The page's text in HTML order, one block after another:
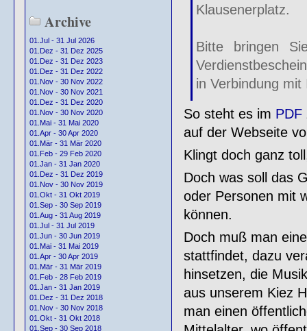
Archive
01.Jul - 31 Jul 2026
01.Dez - 31 Dez 2025
01.Dez - 31 Dez 2023
01.Dez - 31 Dez 2022
01.Nov - 30 Nov 2022
01.Nov - 30 Nov 2021
01.Dez - 31 Dez 2020
01.Nov - 30 Nov 2020
01.Mai - 31 Mai 2020
01.Apr - 30 Apr 2020
01.Mär - 31 Mär 2020
01.Feb - 29 Feb 2020
01.Jan - 31 Jan 2020
01.Dez - 31 Dez 2019
01.Nov - 30 Nov 2019
01.Okt - 31 Okt 2019
01.Sep - 30 Sep 2019
01.Aug - 31 Aug 2019
01.Jul - 31 Jul 2019
01.Jun - 30 Jun 2019
01.Mai - 31 Mai 2019
01.Apr - 30 Apr 2019
01.Mär - 31 Mär 2019
01.Feb - 28 Feb 2019
01.Jan - 31 Jan 2019
01.Dez - 31 Dez 2018
01.Nov - 30 Nov 2018
01.Okt - 31 Okt 2018
01.Sep - 30 Sep 2018
Klausenerplatz.
Bitte bringen
in Verbindung
So steht es im PDF
auf der Webseite
Klingt doch ganz
Doch was soll das
oder Personen mit
können.
Doch muß man
stattfindet, dazu
hinsetzen, die
aus unserem Kiez
man einen